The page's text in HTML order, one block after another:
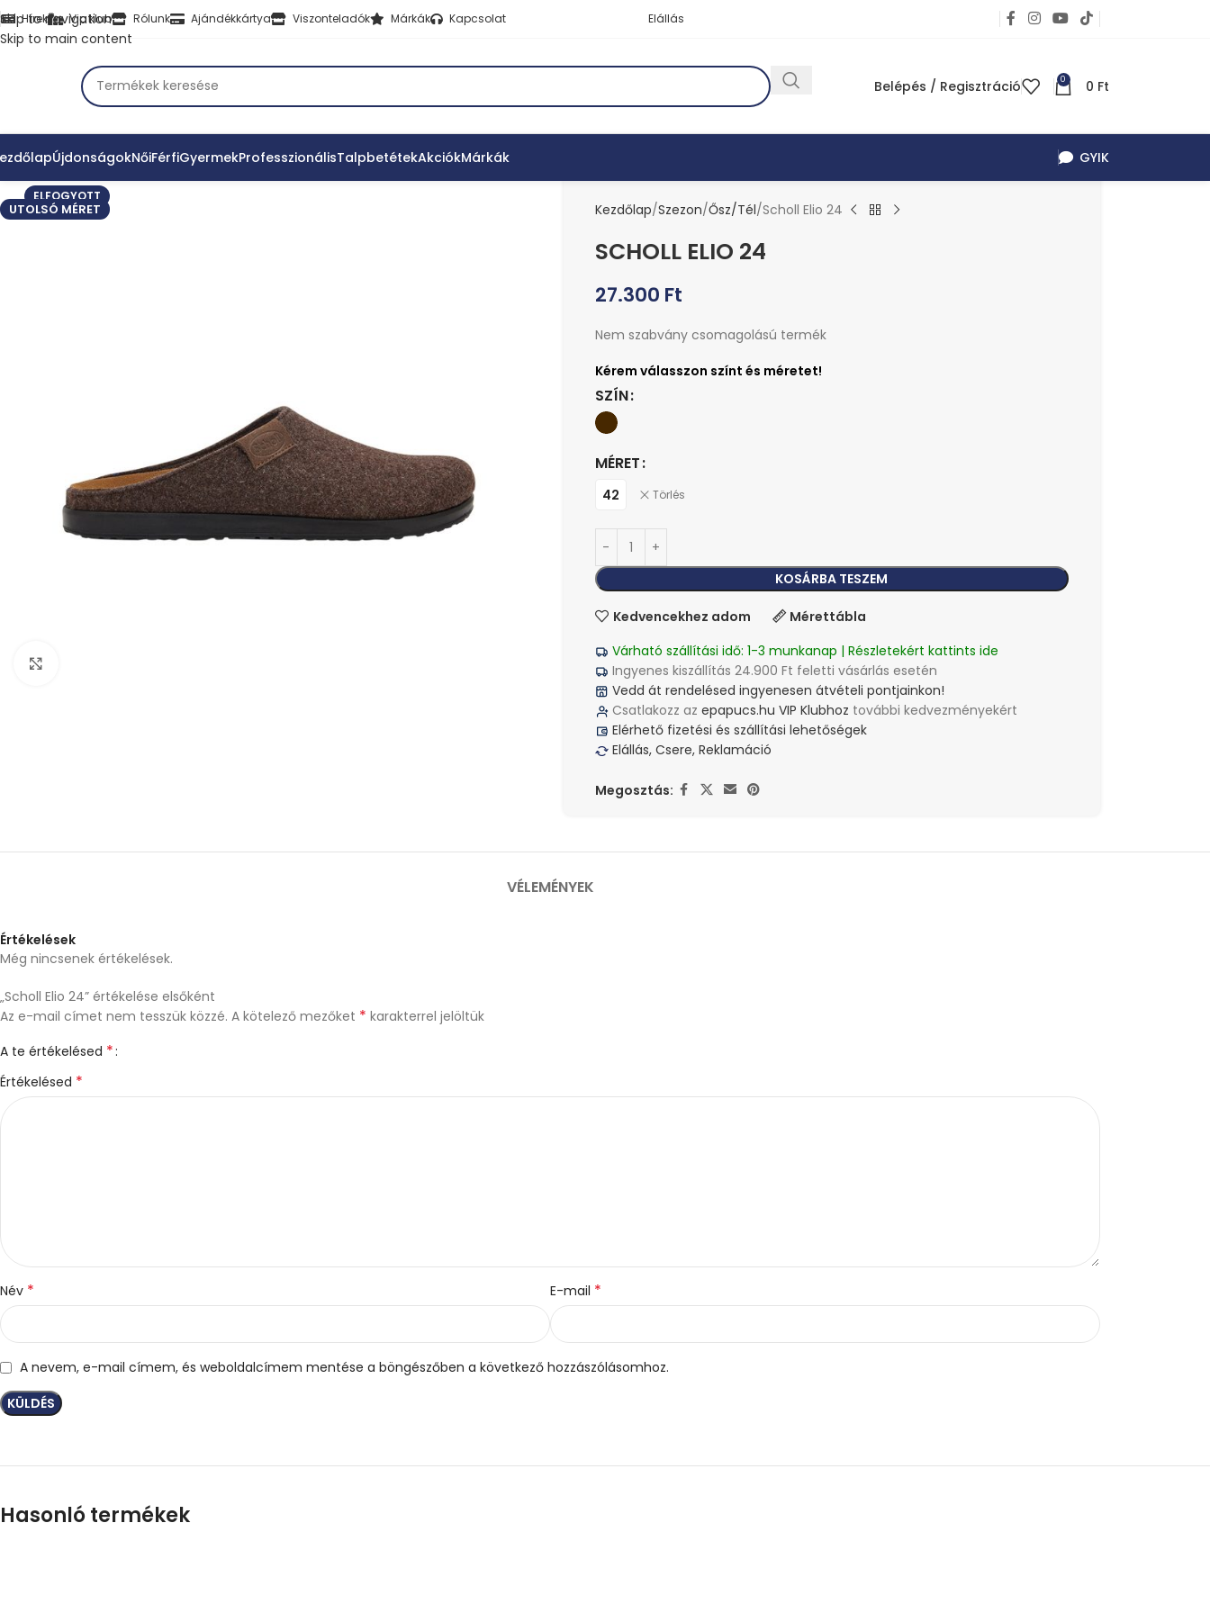
Skip to navigation
Skip to main content
Hírek Vip klub Rólunk Ajándékkártya Viszonteladók Márkák Kapcsolat Elállás
Belépés / Regisztráció 0 0 Ft
ÚjdonságokNőiFérfiGyermekProfesszionálisTalpbetétekAkciókMárkák GYIK
ELFOGYOTT
UTOLSÓ MÉRET Kezdőlap Szezon Ősz/Tél Scholl Elio 24
SCHOLL ELIO 24
27.300 Ft
Nem szabvány csomagolású termék
SZÍN
MÉRET
42 Törlés
KOSÁRBA TESZEM
Kedvencekhez adom
Mérettábla
Várható szállítási idő: 1-3 munkanap | Részletekért kattints ide
Ingyenes kiszállítás 24.900 Ft feletti vásárlás esetén
Vedd át rendelésed ingyenesen átvételi pontjainkon!
Csatlakozz az epapucs.hu VIP Klubhoz további kedvezményekért
Elérhető fizetési és szállítási lehetőségek
Elállás, Csere, Reklamáció
Megosztás:
VÉLEMÉNYEK
Értékelések
Még nincsenek értékelések.
„Scholl Elio 24” értékelése elsőként
Az e-mail címet nem tesszük közzé. A kötelező mezőket * karakterrel jelöltük
A te értékelésed *
Értékelésed *
Név * E-mail *
A nevem, e-mail címem, és weboldalcímem mentése a böngészőben a következő hozzászólásomhoz.
Hasonló termékek